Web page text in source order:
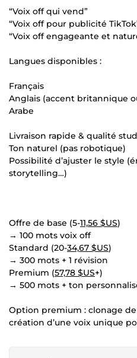
“Voix off qui vend”
“Voix off pour publicité
“Voix off engageante et
Langues disponibles :
Français
Anglais (accent britannique
Arabe
Livraison rapide & qualité
Ton naturel (pas robotique)
Possibilité d’ajuster le style
storytelling…)
Offre de base (5-11,56 $US)
→ 100 mots voix off
Standard (20-34,67 $US)
→ 300 mots + 1 révision
Premium (57,78 $US+)
→ 500 mots + ton
Option premium : clonage
création d’une voix unique